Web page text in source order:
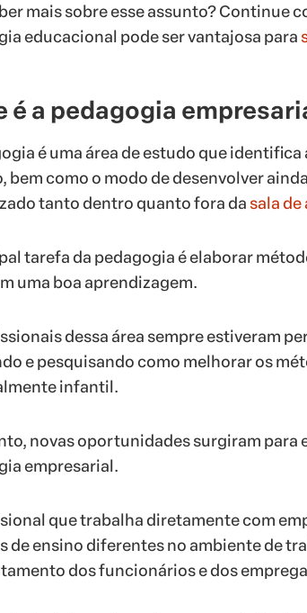
mais sobre esse assunto? Continue
educacional pode ser vantajosa para
é a pedagogia
é uma área de estudo que
bem como o modo de desenvolver
tanto dentro quanto fora dasala de
tarefa da pedagogia é elaborar
uma boa aprendizagem.
dessa área sempre estiveram
e pesquisando como melhorar os
infantil.
novas oportunidades surgiram para
empresarial.
que trabalha diretamente com
de ensino diferentes no ambiente de
dos funcionários e dos